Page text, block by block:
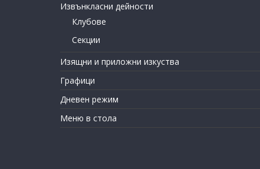
Извънкласни дейности
Клубове
Секции
Изящни и приложни изкуства
Графици
Дневен режим
Меню в стола